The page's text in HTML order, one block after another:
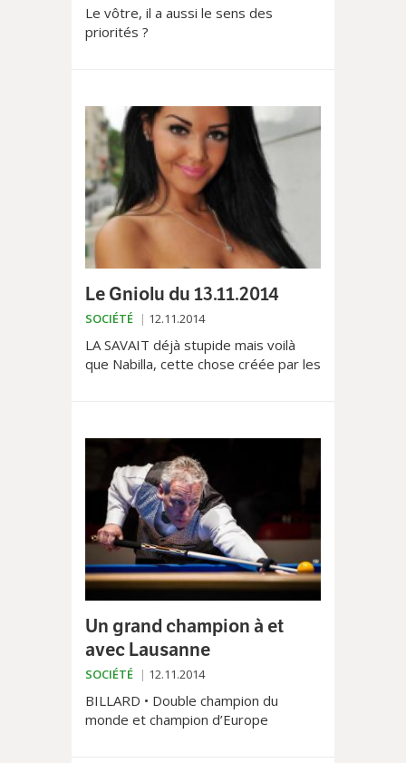
Le vôtre, il a aussi le sens des
priorités ?
Le Gniolu du 13.11.2014
SOCIÉTÉ 12.11.2014
LA SAVAIT déjà stupide mais voilà
que Nabilla, cette chose créée par les
Un grand champion à et
avec Lausanne
SOCIÉTÉ 12.11.2014
BILLARD • Double champion du
monde et champion d’Europe